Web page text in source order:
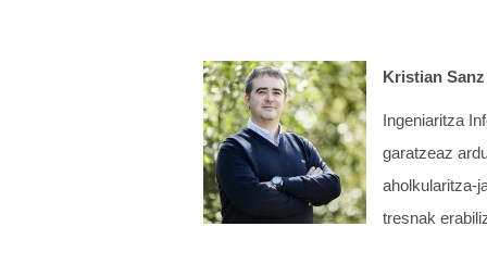
Kristian Sanz
Ingeniaritza
garatzeaz
aholkularitza-
tresnak